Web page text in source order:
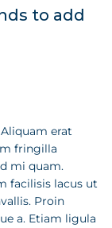
to add
erat
fringilla
mi quam.
facilisis lacus ut
Proin
a. Etiam ligula